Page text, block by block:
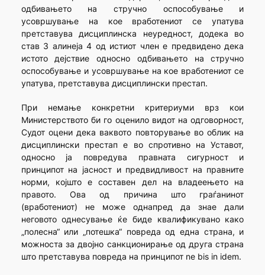
одбивањето на стручно оспособување и
усовршување на кое вработениот се упатува
претставува дисциплинска неуредност, додека во
став 3 алинеја 4 од истиот член е предвидено дека
истото дејствие односно одбивањето на стручно
оспособување и усовршување на кое вработениот се
упатува, претставува дисциплински престап.
При немање конкретни критериуми врз кои
Министерството би го оценило видот на одговорност,
Судот оцени дека ваквото повторување во облик на
дисциплински престап е во спротивно на Уставот,
односно ја повредува правната сигурност и
принципот на јасност и предвидливост на правните
норми, којшто е составен дел на владеењето на
правото. Ова од причина што граѓанинот
(вработениот) не може однапред да знае дали
неговото однесување ќе биде квалификувано како
„полесна“ или „потешка“ повреда од една страна, и
можноста за двојно санкционирање од друга страна
што претставува повреда на принципот ne bis in idem.